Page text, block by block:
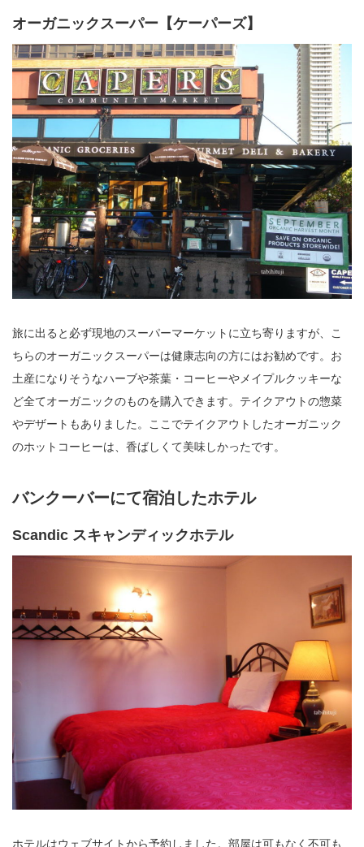
オーガニックスーパー【ケーパーズ】
旅に出ると必ず現地のスーパーマーケットに立ち寄りますが、こ
ちらのオーガニックスーパーは健康志向の方にはお勧めです。お
土産になりそうなハーブや茶葉・コーヒーやメイプルクッキーな
ど全てオーガニックのものを購入できます。テイクアウトの惣菜
やデザートもありました。ここでテイクアウトしたオーガニック
のホットコーヒーは、香ばしくて美味しかったです。
バンクーバーにて宿泊したホテル
Scandic スキャンディックホテル
ホテルはウェブサイトから予約しました。部屋は可もなく不可も